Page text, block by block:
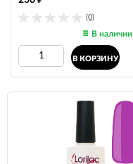
(0)
В наличии
В КОРЗИНУ